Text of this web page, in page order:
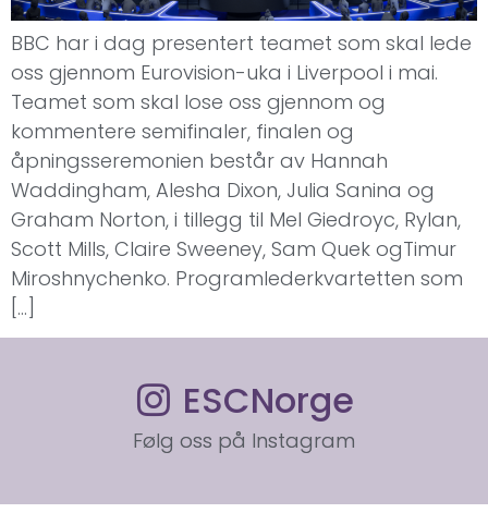
BBC har i dag presentert teamet som skal lede
oss gjennom Eurovision-uka i Liverpool i mai.
Teamet som skal lose oss gjennom og
kommentere semifinaler, finalen og
åpningsseremonien består av Hannah
Waddingham, Alesha Dixon, Julia Sanina og
Graham Norton, i tillegg til Mel Giedroyc, Rylan,
Scott Mills, Claire Sweeney, Sam Quek ogTimur
Miroshnychenko. Programlederkvartetten som
[…]
ESCNorge
Følg oss på Instagram